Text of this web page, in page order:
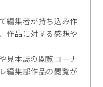
編集者が持ち込み作
作品に対する感想や
見本誌の閲覧コーナ
編集部作品の閲覧が